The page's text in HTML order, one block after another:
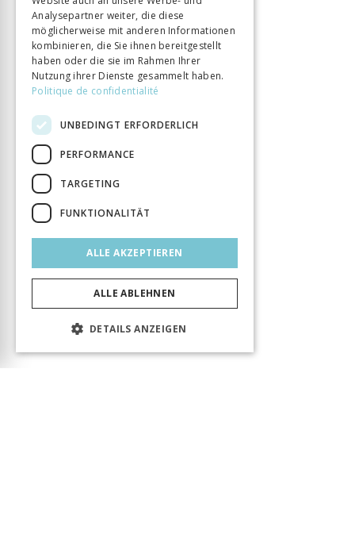
Analysepartner weiter, die diese
möglicherweise mit anderen Informationen
kombinieren, die Sie ihnen bereitgestellt
haben oder die sie im Rahmen Ihrer
Nutzung ihrer Dienste gesammelt haben.
Politique de confidentialité
UNBEDINGT ERFORDERLICH
PERFORMANCE
TARGETING
FUNKTIONALITÄT
ALLE AKZEPTIEREN
ALLE ABLEHNEN
DETAILS ANZEIGEN